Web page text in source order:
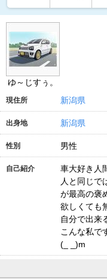
ゆ～じすぅ。
現住所 新潟県
出身地 新潟県
性別 男性
自己紹介
車大好き人
人と同じで
が最高の褒
欲しくても
自分で出来
こんな私で
(_ _)m